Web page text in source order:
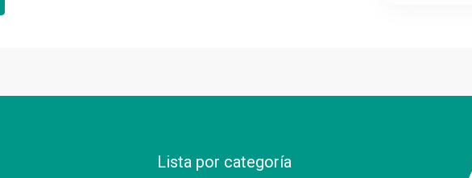
Lista por categoría